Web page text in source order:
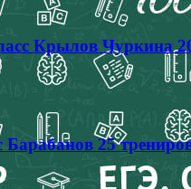
Крылов Чуркина
25